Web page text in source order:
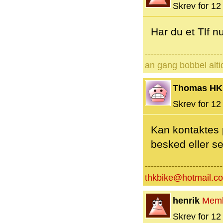
Skrev for
Har du et Tlf
an gang bobbel
Thomas
Skrev for
Kan
besked eller
henrik
Skrev for